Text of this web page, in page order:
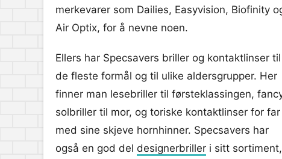
merkevarer som Dailies, Easyvision, Biofinity
Air Optix, for å nevne noen.
Ellers har Specsavers briller og kontaktlinser til
de fleste formål og til ulike aldersgrupper. Her
finner man lesebriller til førsteklassingen,
solbriller til mor, og toriske kontaktlinser for far
med sine skjeve hornhinner. Specsavers har
også en god del designerbriller i sitt sortiment,